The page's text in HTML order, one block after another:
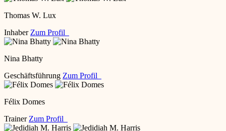
Thomas W. Lux
Inhaber Zum Profil
Nina Bhatty
Geschäftsführung Zum Profil
Félix Domes
Trainer Zum Profil